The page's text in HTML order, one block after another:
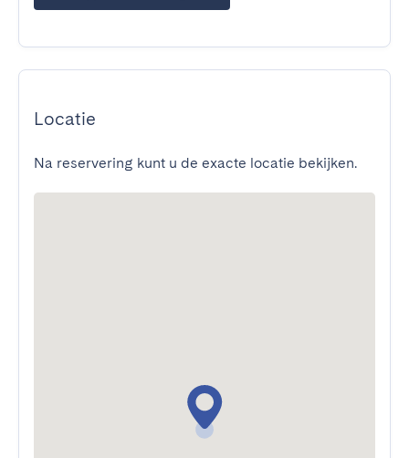
Locatie
Na reservering kunt u de exacte locatie bekijken.